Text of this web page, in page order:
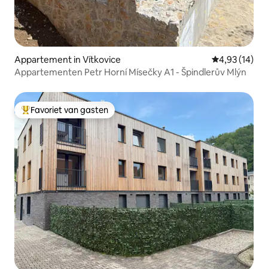
Appartement in Vítkovice Gemiddelde
4,93 (14)
Appartementen Petr Horní Mísečky A1 - Špindlerův Mlýn
Topfavoriet van gasten
Favoriet van gasten